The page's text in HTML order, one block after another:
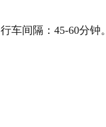
行车间隔：45-60分钟。